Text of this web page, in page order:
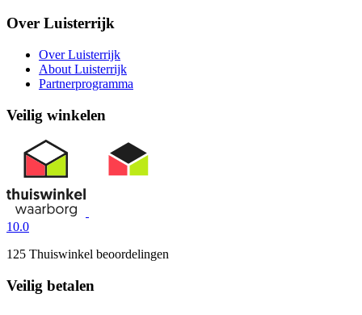
Over Luisterrijk
Over Luisterrijk
About Luisterrijk
Partnerprogramma
Veilig winkelen
10.0
125 Thuiswinkel beoordelingen
Veilig betalen